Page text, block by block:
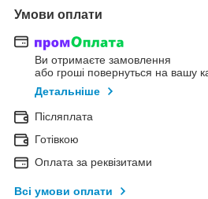
Умови оплати
Ви отримаєте замовлення
або гроші повернуться на вашу
Детальніше
Післяплата
Готівкою
Оплата за реквізитами
Всі умови оплати